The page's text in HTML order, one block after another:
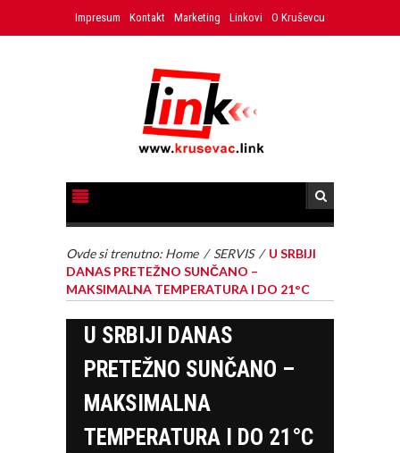
Impresum Kontakt Marketing Linkovi O Kruševcu
Ovde si trenutno: Home / SERVIS / U SRBIJI
DANAS PRETEŽNO SUNČANO –
MAKSIMALNA TEMPERATURA I DO 21°C
U SRBIJI DANAS
PRETEŽNO SUNČANO –
MAKSIMALNA
TEMPERATURA I DO 21°C